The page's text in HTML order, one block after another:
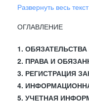
Развернуть весь
ОГЛАВЛЕНИЕ
1.
2. ПРАВА И
3. РЕГИСТРАЦИЯ
4.
5. УЧЕТНАЯ